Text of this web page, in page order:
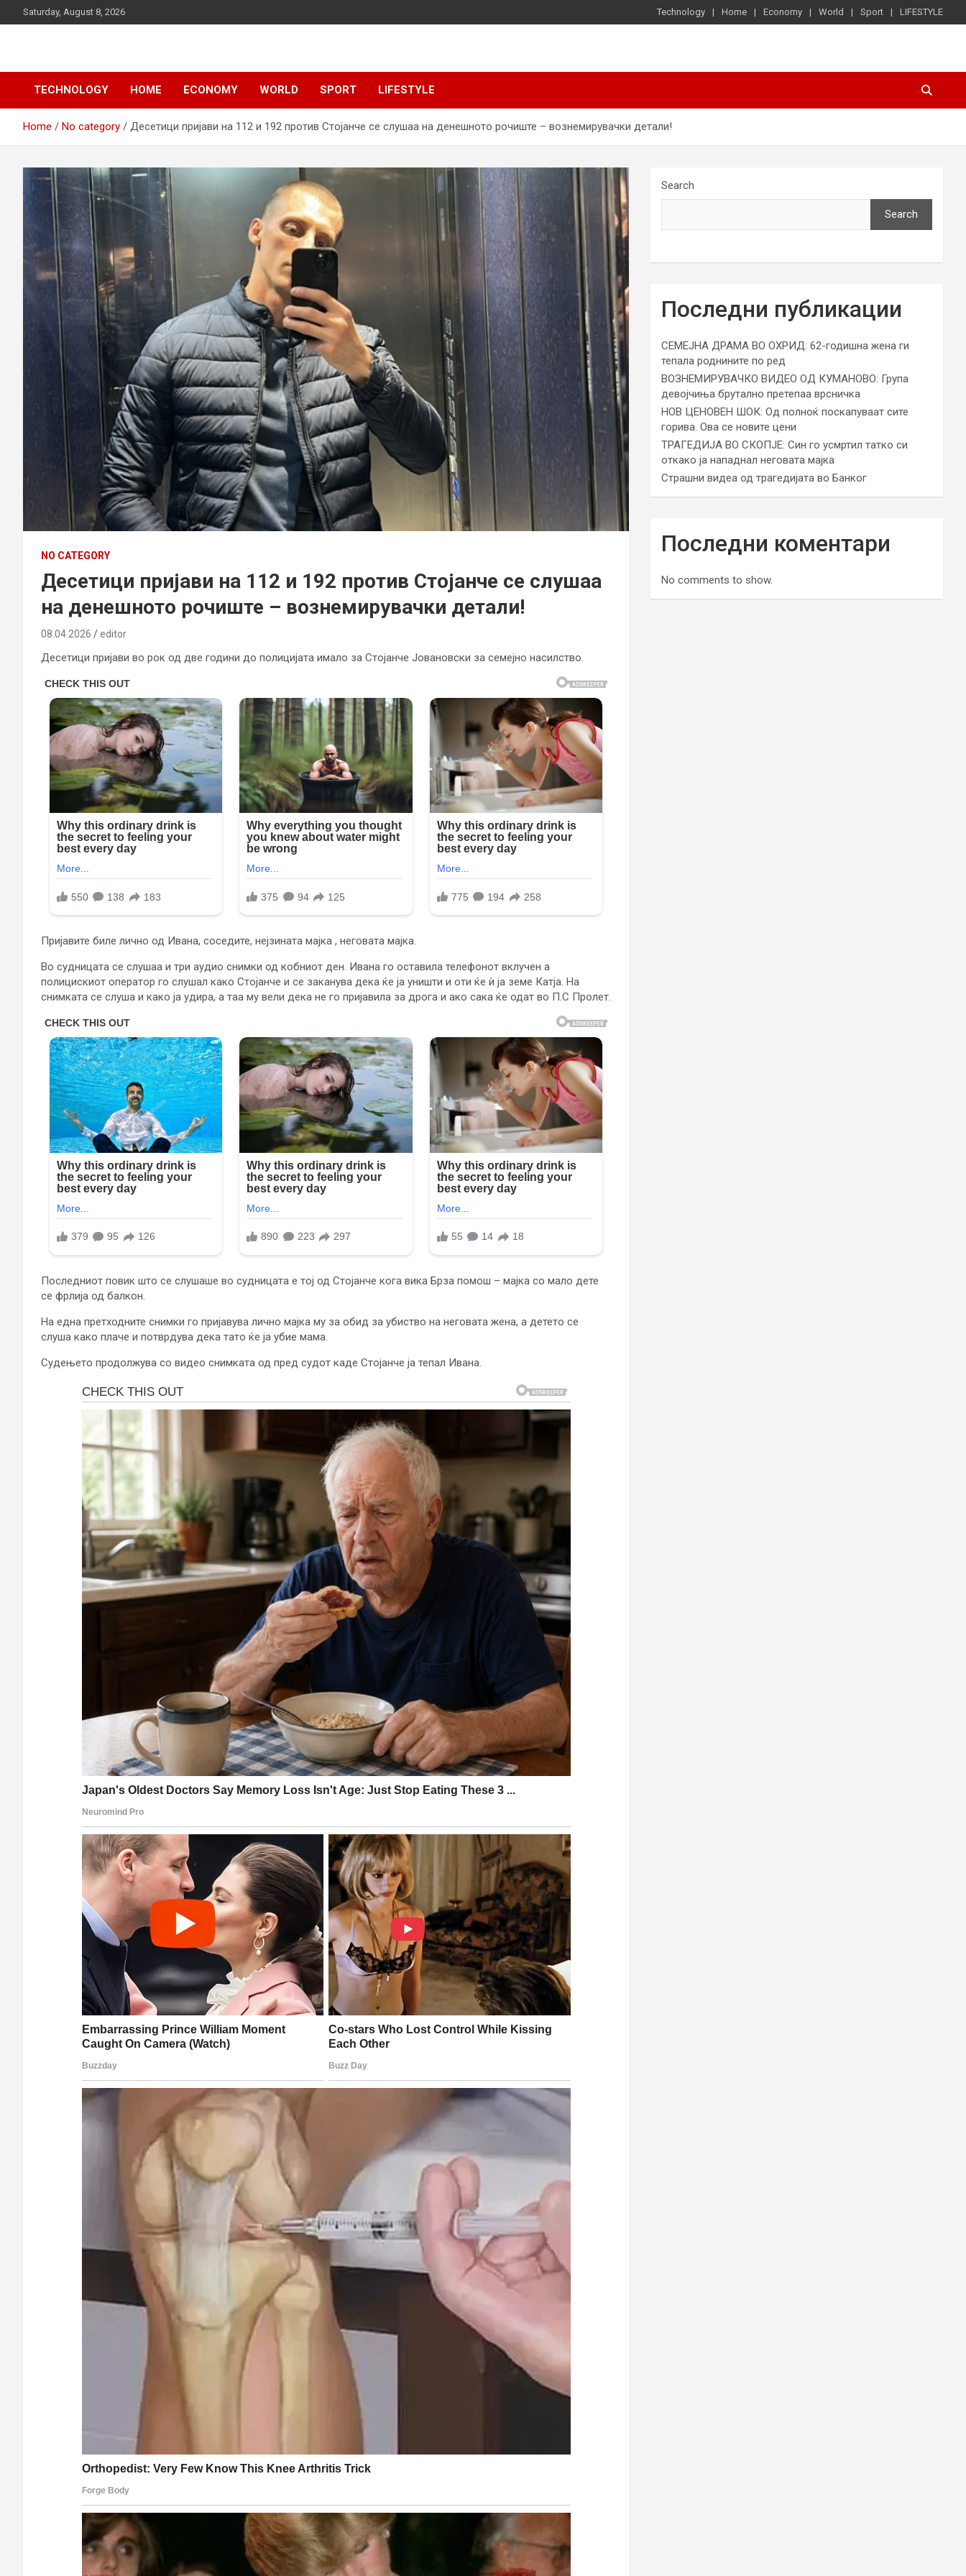
to
Saturday, August 8, 2026 Technology Home Economy World Sport LIFESTYLE
d7-news.com
TECHNOLOGY HOME ECONOMY WORLD SPORT LIFESTYLE
Home No category Десетици пријави на 112 и 192 против Стојанче се слушаа на денешното рочиште – вознемирувачки детали!
NO CATEGORY
Десетици пријави на 112 и 192 против Стојанче се слушаа
на денешното рочиште – вознемирувачки детали!
08.04.2026 editor
Десетици пријави во рок од две години до полицијата имало за Стојанче Јовановски за семејно насилство.
Пријавите биле лично од Ивана, соседите, нејзината мајка , неговата мајка.
Во судницата се слушаа и три аудио снимки од кобниот ден. Ивана го оставила телефонот вклучен а
полицискиот оператор го слушал како Стојанче и се заканува дека ќе ја уништи и оти ќе ѝ ја земе Катја. На
снимката се слуша и како ја удира, а таа му вели дека не го пријавила за дрога и ако сака ќе одат во П.С Пролет.
Последниот повик што се слушаше во судницата е тој од Стојанче кога вика Брза помош – мајка со мало дете
се фрлија од балкон.
На една претходните снимки го пријавува лично мајка му за обид за убиство на неговата жена, а детето се
слуша како плаче и потврдува дека тато ќе ја убие мама.
Судењето продолжува со видео снимката од пред судот каде Стојанче ја тепал Ивана.
Search
Search
Последни публикации
СЕМЕЈНА ДРАМА ВО ОХРИД: 62-годишна жена ги
тепала роднините по ред
ВОЗНЕМИРУВАЧКО ВИДЕО ОД КУМАНОВО: Група
девојчиња брутално претепаа врсничка
НОВ ЦЕНОВЕН ШОК: Од полноќ поскапуваат сите
горива. Ова се новите цени
ТРАГЕДИЈА ВО СКОПЈЕ: Син го усмртил татко си
откако ја нападнал неговата мајка
Страшни видеа од трагедијата во Банког
Последни коментари
No comments to show.